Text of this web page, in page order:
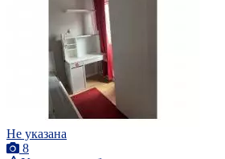
Не указана
8